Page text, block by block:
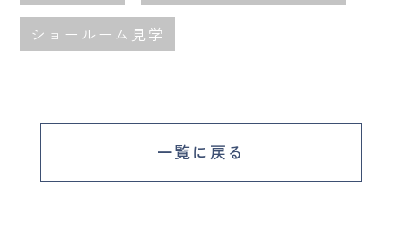
ショールーム見学
一覧に戻る